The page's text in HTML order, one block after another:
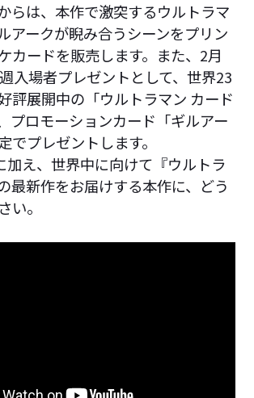
らは、本作で激突するウルトラマ
アークが睨み合うシーンをプリン
カードを販売します。また、2月
入場者プレゼントとして、世界23
評展開中の「ウルトラマン カード
プロモーションカード「ギルアー
でプレゼントします。
加え、世界中に向けて『ウルトラ
最新作をお届けする本作に、どう
い。